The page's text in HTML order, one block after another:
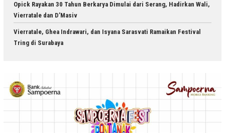
Opick Rayakan 30 Tahun Berkarya Dimulai dari Serang, Hadirkan Wali,
Vierratale dan D’Masiv
Vierratale, Ghea Indrawari, dan Isyana Sarasvati Ramaikan Festival
Tring di Surabaya